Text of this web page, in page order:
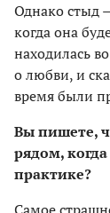
Однако стыд
когда она
находилась
о любви, и
время были
Вы пишете,
рядом,
практике?